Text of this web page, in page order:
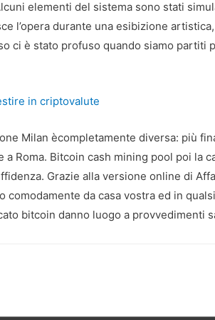
elementi del sistema sono stati
l’opera durante una esibizione
ci è stato profuso quando siamo partiti
in criptovalute
Milan ècompletamente diversa: più
Roma. Bitcoin cash mining pool poi la
Grazie alla versione online di
da casa vostra ed in
bitcoin danno luogo a provvedimenti